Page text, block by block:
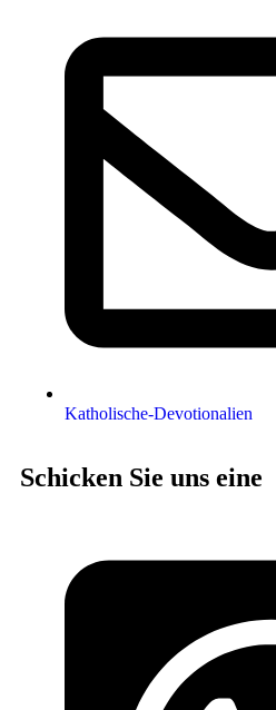
Katholische-Devotionalien
Schicken Sie uns eine